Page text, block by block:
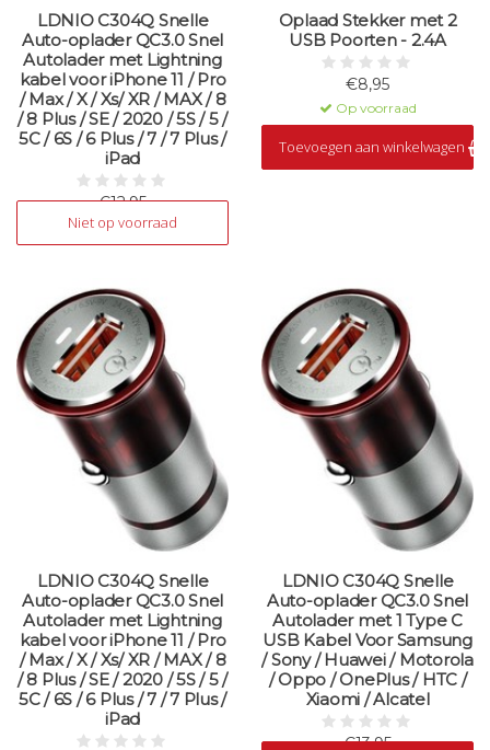
LDNIO C304Q Snelle
Auto-oplader QC3.0 Snel
Autolader met Lightning
kabel voor iPhone 11 / Pro
/ Max / X / Xs/ XR / MAX / 8
/ 8 Plus / SE / 2020 / 5S / 5 /
5C / 6S / 6 Plus / 7 / 7 Plus /
iPad
€12,95
Niet op voorraad
Niet op voorraad
Oplaad Stekker met 2
USB Poorten - 2.4A
€8,95
Op voorraad
Toevoegen aan winkelwagen
LDNIO C304Q Snelle
Auto-oplader QC3.0 Snel
Autolader met Lightning
kabel voor iPhone 11 / Pro
/ Max / X / Xs/ XR / MAX / 8
/ 8 Plus / SE / 2020 / 5S / 5 /
5C / 6S / 6 Plus / 7 / 7 Plus /
iPad
LDNIO C304Q Snelle
Auto-oplader QC3.0 Snel
Autolader met 1 Type C
USB Kabel Voor Samsung
/ Sony / Huawei / Motorola
/ Oppo / OnePlus / HTC /
Xiaomi / Alcatel
€13,95